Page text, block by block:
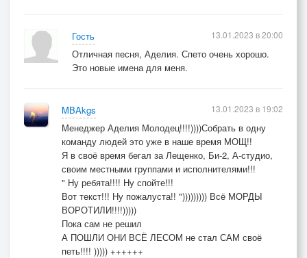
Гость
Отличная песня, Аделия. Спето очень хорошо.
Это новые имена для меня.
13.01.2023 в 20:00
MBAkgs
Менеджер Аделия Молодец!!!!))))Собрать в одну
команду людей это уже в наше время МОЩ!!
Я в своё время бегал за Лещенко, Би-2, А-студио,
своим местными группами и исполнителями!!!
" Ну ребята!!!! Ну спойте!!!
Вот текст!!! Ну пожалуста!! "))))))))) Всё МОРДЫ
ВОРОТИЛИ!!!!)))))
Пока сам не решил
А ПОШЛИ ОНИ ВСЁ ЛЕСОМ не стал САМ своё
петь!!!! ))))) ++++++
13.01.2023 в 19:02